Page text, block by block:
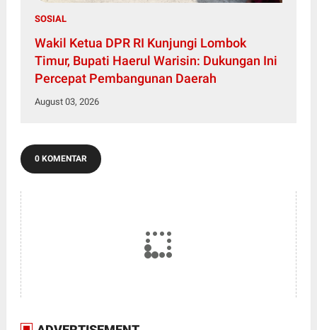
SOSIAL
Wakil Ketua DPR RI Kunjungi Lombok
Timur, Bupati Haerul Warisin: Dukungan Ini
Percepat Pembangunan Daerah
August 03, 2026
0 KOMENTAR